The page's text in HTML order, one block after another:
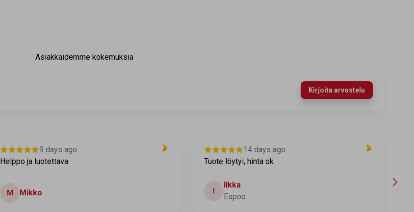
Asiakkaidemme kokemuksia
Kirjoita arvostelu
9 days ago
Helppo ja luotettava
M Mikko
14 days ago
Tuote löytyi, hinta ok
Ilkka
Espoo